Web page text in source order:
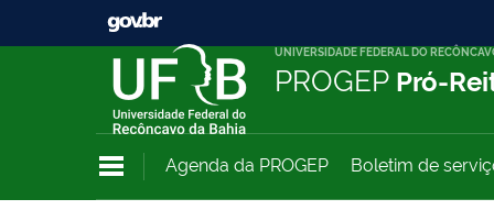
UNIVERSIDADE FEDERAL DO
PROGEP Pró-
Agenda da PROGEP Boletim de